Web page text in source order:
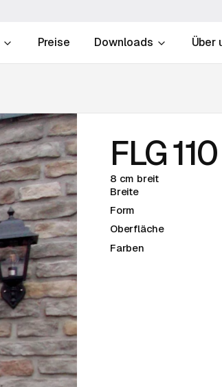
Preise Downloads Über
FLG 110
8 cm breit
Breite
Form
Oberfläche
Farben